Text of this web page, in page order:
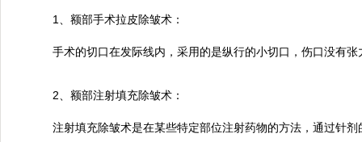
1、额部手术拉皮除皱术：
手术的切口在发际线内，采用的是纵行的小切口，伤口没有张
2、额部注射填充除皱术：
注射填充除皱术是在某些特定部位注射药物的方法，通过针剂